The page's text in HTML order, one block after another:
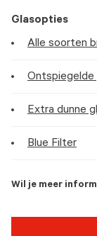
Glasopties
Alle soorten
Ontspiegelde
Extra dunne
Blue Filter
Wil je meer